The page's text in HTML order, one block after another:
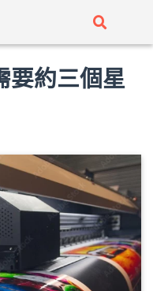
要約三個星